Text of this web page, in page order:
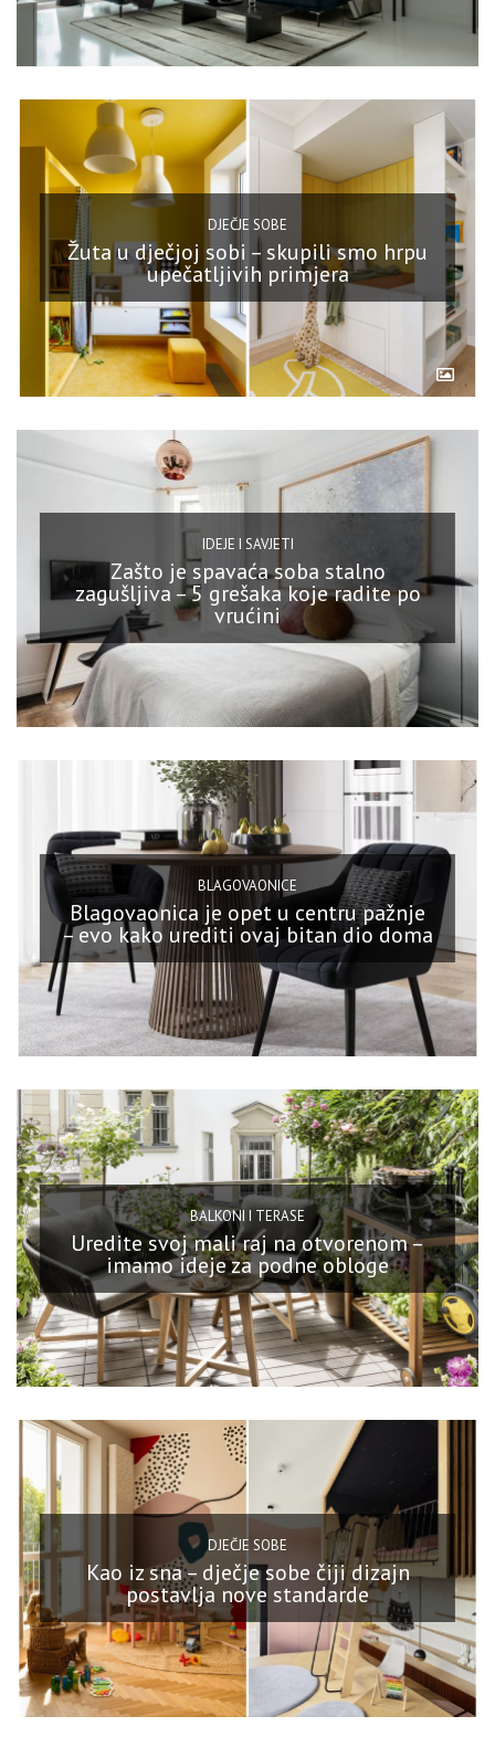
DJEČJE SOBE
Žuta u dječjoj sobi – skupili smo hrpu
upečatljivih primjera
IDEJE I SAVJETI
Zašto je spavaća soba stalno
zagušljiva – 5 grešaka koje radite po
vrućini
BLAGOVAONICE
Blagovaonica je opet u centru pažnje
– evo kako urediti ovaj bitan dio doma
BALKONI I TERASE
Uredite svoj mali raj na otvorenom –
imamo ideje za podne obloge
DJEČJE SOBE
Kao iz sna – dječje sobe čiji dizajn
postavlja nove standarde